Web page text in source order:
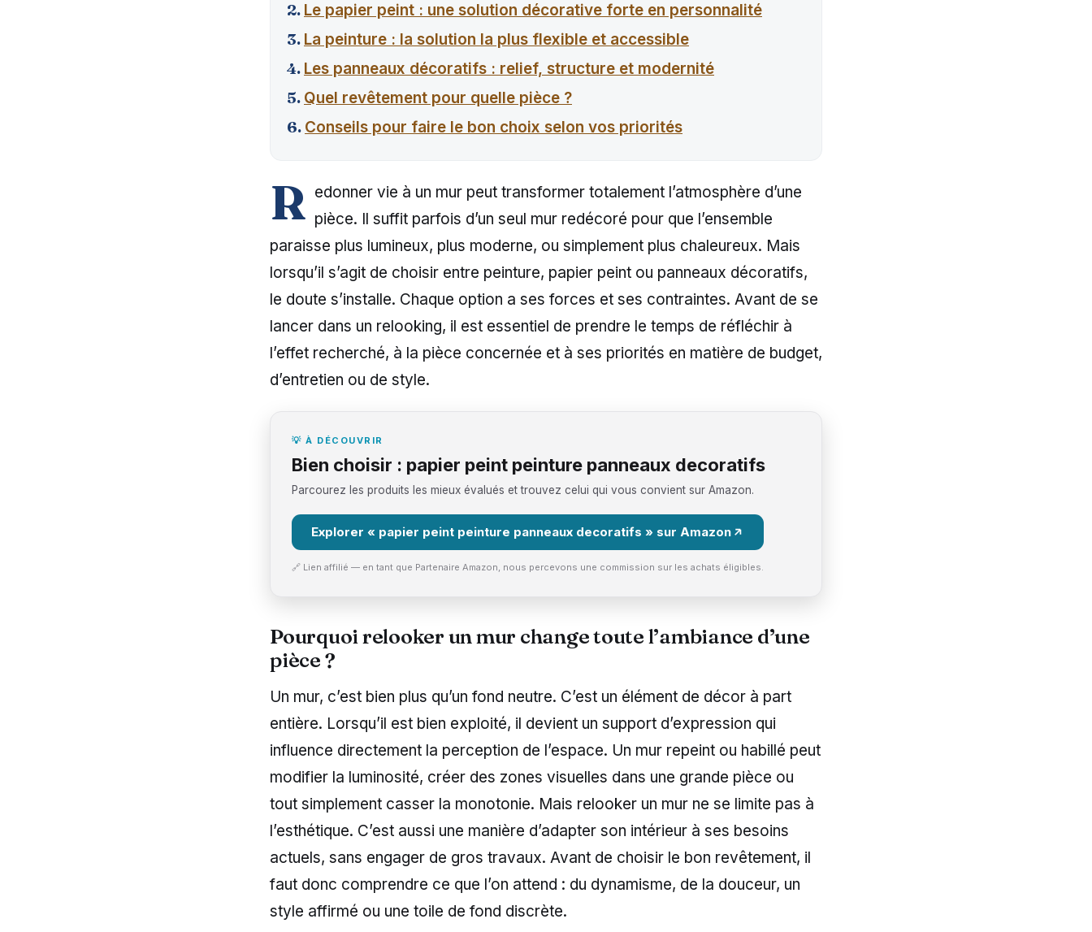
Le papier peint : une solution décorative forte en personnalité
La peinture : la solution la plus flexible et accessible
Les panneaux décoratifs : relief, structure et modernité
Quel revêtement pour quelle pièce ?
Conseils pour faire le bon choix selon vos priorités
R edonner vie à un mur peut transformer totalement l’atmosphère d’une
pièce. Il suffit parfois d’un seul mur redécoré pour que l’ensemble
paraisse plus lumineux, plus moderne, ou simplement plus chaleureux. Mais
lorsqu’il s’agit de choisir entre peinture, papier peint ou panneaux décoratifs,
le doute s’installe. Chaque option a ses forces et ses contraintes. Avant de se
lancer dans un relooking, il est essentiel de prendre le temps de réfléchir à
l’effet recherché, à la pièce concernée et à ses priorités en matière de budget,
d’entretien ou de style.
💡 À DÉCOUVRIR
Bien choisir : papier peint peinture panneaux decoratifs
Parcourez les produits les mieux évalués et trouvez celui qui vous convient sur Amazon.
Explorer « papier peint peinture panneaux decoratifs » sur Amazon
🔗 Lien affilié — en tant que Partenaire Amazon, nous percevons une commission sur les achats éligibles.
Pourquoi relooker un mur change toute l’ambiance d’une
pièce ?
Un mur, c’est bien plus qu’un fond neutre. C’est un élément de décor à part
entière. Lorsqu’il est bien exploité, il devient un support d’expression qui
influence directement la perception de l’espace. Un mur repeint ou habillé peut
modifier la luminosité, créer des zones visuelles dans une grande pièce ou
tout simplement casser la monotonie. Mais relooker un mur ne se limite pas à
l’esthétique. C’est aussi une manière d’adapter son intérieur à ses besoins
actuels, sans engager de gros travaux. Avant de choisir le bon revêtement, il
faut donc comprendre ce que l’on attend : du dynamisme, de la douceur, un
style affirmé ou une toile de fond discrète.